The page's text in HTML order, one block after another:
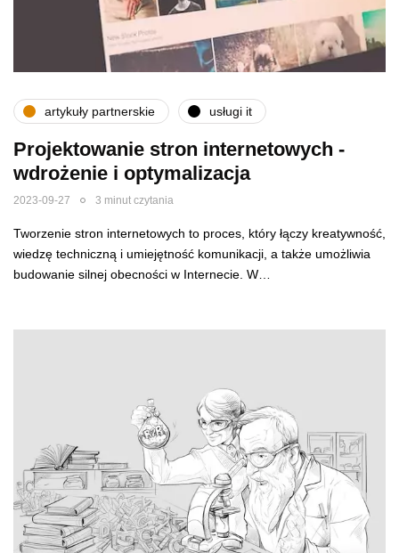
artykuły partnerskie usługi it
Projektowanie stron internetowych -
wdrożenie i optymalizacja
2023-09-27 3 minut czytania
Tworzenie stron internetowych to proces, który łączy kreatywność,
wiedzę techniczną i umiejętność komunikacji, a także umożliwia
budowanie silnej obecności w Internecie. W…